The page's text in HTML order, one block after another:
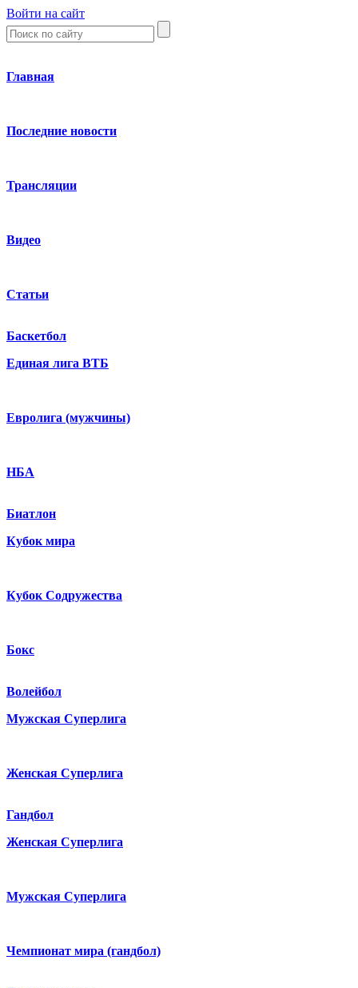
Войти на сайт
Главная
Последние новости
Трансляции
Видео
Статьи
Баскетбол
Единая лига ВТБ
Евролига (мужчины)
НБА
Биатлон
Кубок мира
Кубок Содружества
Бокс
Волейбол
Мужская Суперлига
Женская Суперлига
Гандбол
Женская Суперлига
Мужская Суперлига
Чемпионат мира (гандбол)